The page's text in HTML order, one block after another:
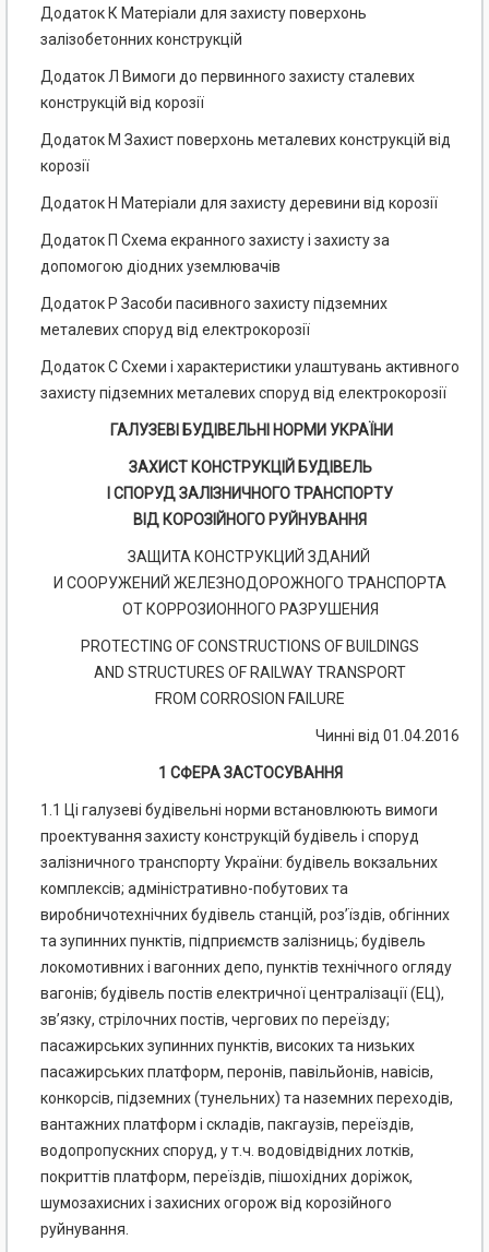
Додаток К Матеріали для захисту поверхонь
залізобетонних конструкцій
Додаток Л Вимоги до первинного захисту сталевих
конструкцій від корозії
Додаток М Захист поверхонь металевих конструкцій від
корозії
Додаток Н Матеріали для захисту деревини від корозії
Додаток П Схема екранного захисту і захисту за
допомогою діодних уземлювачів
Додаток Р Засоби пасивного захисту підземних
металевих споруд від електрокорозії
Додаток С Схеми і характеристики улаштувань активного
захисту підземних металевих споруд від електрокорозії
ГАЛУЗЕВІ БУДІВЕЛЬНІ НОРМИ УКРАЇНИ
ЗАХИСТ КОНСТРУКЦІЙ БУДІВЕЛЬ
І СПОРУД ЗАЛІЗНИЧНОГО ТРАНСПОРТУ
ВІД КОРОЗІЙНОГО РУЙНУВАННЯ
ЗАЩИТА КОНСТРУКЦИЙ ЗДАНИЙ
И СООРУЖЕНИЙ ЖЕЛЕЗНОДОРОЖНОГО ТРАНСПОРТА
ОТ КОРРОЗИОННОГО РАЗРУШЕНИЯ
PROTECTING OF CONSTRUCTIONS OF BUILDINGS
AND STRUCTURES OF RAILWAY TRANSPORT
FROM CORROSION FAILURE
Чинні від 01.04.2016
1 СФЕРА ЗАСТОСУВАННЯ
1.1 Ці галузеві будівельні норми встановлюють вимоги
проектування захисту конструкцій будівель і споруд
залізничного транспорту України: будівель вокзальних
комплексів; адміністративно-побутових та
виробничотехнічних будівель станцій, роз’їздів, обгінних
та зупинних пунктів, підприємств залізниць; будівель
локомотивних і вагонних депо, пунктів технічного огляду
вагонів; будівель постів електричної централізації (ЕЦ),
зв’язку, стрілочних постів, чергових по переїзду;
пасажирських зупинних пунктів, високих та низьких
пасажирських платформ, перонів, павільйонів, навісів,
конкорсів, підземних (тунельних) та наземних переходів,
вантажних платформ і складів, пакгаузів, переїздів,
водопропускних споруд, у т.ч. водовідвідних лотків,
покриттів платформ, переїздів, пішохідних доріжок,
шумозахисних і захисних огорож від корозійного
руйнування.